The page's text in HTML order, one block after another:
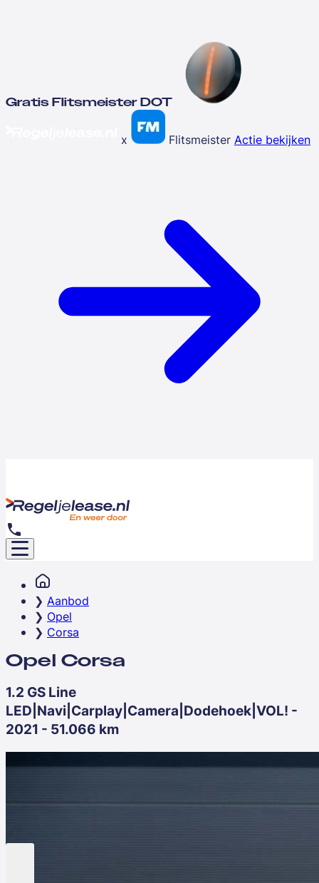
Gratis Flitsmeister DOT
x Flitsmeister Actie bekijken
Aanbod
Opel
Corsa
Opel Corsa
1.2 GS Line
LED|Navi|Carplay|Camera|Dodehoek|VOL! -
2021 - 51.066 km